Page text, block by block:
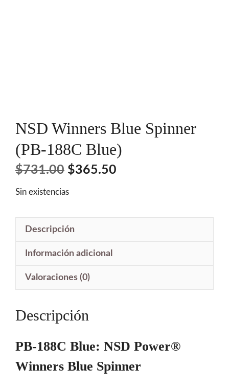
NSD Winners Blue Spinner
(PB-188C Blue)
$731.00 El
precio
era:
$731.00.
$365.50
Sin existencias
Descripción
Información adicional
Valoraciones (0)
Descripción
PB-188C Blue: NSD Power®
Winners Blue Spinner